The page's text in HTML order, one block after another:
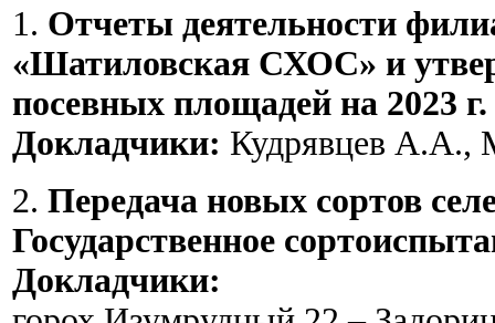
1. Отчеты деятельности
«Шатиловская СХОС» и
посевных площадей на 2023 г.
Докладчики: Кудрявцев А.А.,
2. Передача новых сортов
Государственное
Докладчики: